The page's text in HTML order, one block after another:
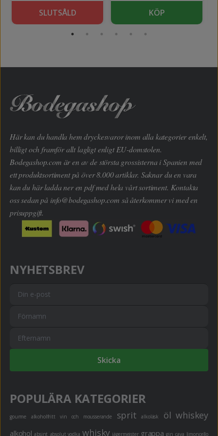
SLUTSÅLD KÖP
Här kan du handla hem dryckesvaror inom alla kategorier enkelt,
billigt och framför allt lagligt enligt EU-domstolen.
Bodegashop.com är en av de största grossisterna i Spanien med
ett produktsortiment på över 8.000 artiklar. Saknar du en vara
kan du här ladda ner en pdf med hela vårt sortiment. Kontakta
oss sedan på info@bodegashop.com så återkommer vi med en
prisuppgift.
NYHETSBREV
Skicka
POPULÄRA KATEGORIER
gourme alkoholfritt vin och mousserande sprit alkoläsk öl whiskey
alkohol absint absolut vodka whisky jägermeister grappa gin cava limoncello